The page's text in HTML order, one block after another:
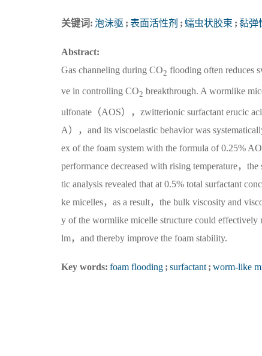
关键词: 泡沫驱 ; 表面活性剂 ; 蠕虫状胶束 ; 黏弹
Abstract:
Gas channeling during CO2 flooding often reduces
ve in controlling CO2 breakthrough. A wormlike
ulfonate（AOS），zwitterionic surfactant erucic
A），and its viscoelastic behavior was
ex of the foam system with the formula of 0.25%
performance decreased with rising temperature，
tic analysis revealed that at 0.5% total surfactant
ke micelles，as a result，the bulk viscosity and
y of the wormlike micelle structure could effectively
lm，and thereby improve the foam stability.
Key words: foam flooding ; surfactant ; worm-like